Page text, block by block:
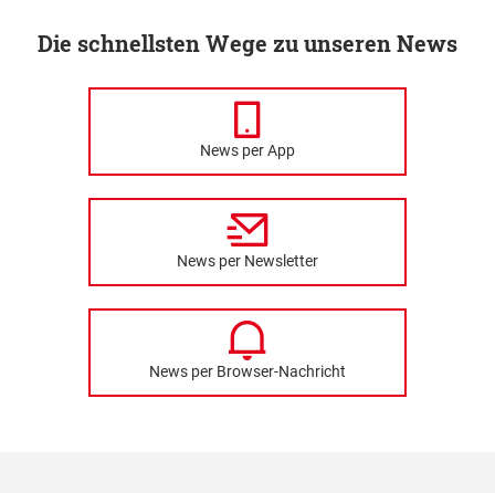
Die schnellsten Wege zu unseren News
News per App
News per Newsletter
News per Browser-Nachricht